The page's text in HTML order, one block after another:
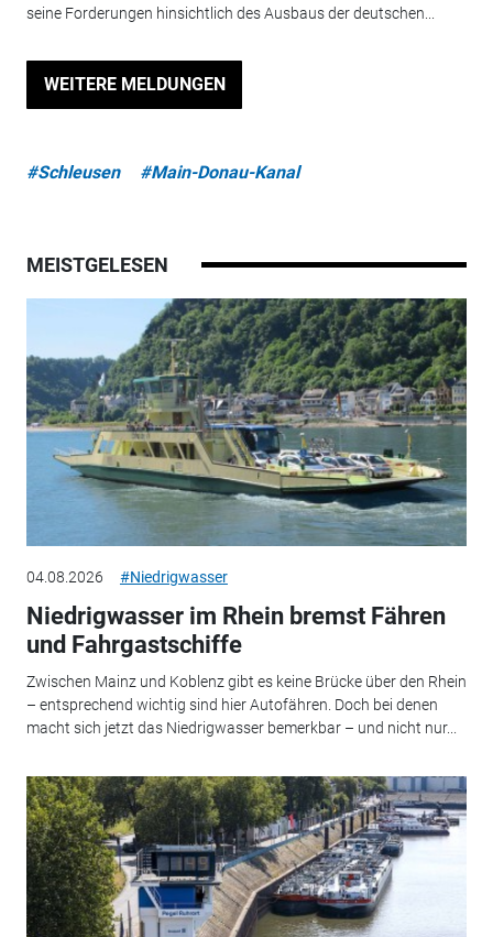
seine Forderungen hinsichtlich des Ausbaus der deutschen...
WEITERE MELDUNGEN
#Schleusen #Main-Donau-Kanal
MEISTGELESEN
04.08.2026 #Niedrigwasser
Niedrigwasser im Rhein bremst Fähren
und Fahrgastschiffe
Zwischen Mainz und Koblenz gibt es keine Brücke über den Rhein
– entsprechend wichtig sind hier Autofähren. Doch bei denen
macht sich jetzt das Niedrigwasser bemerkbar – und nicht nur...